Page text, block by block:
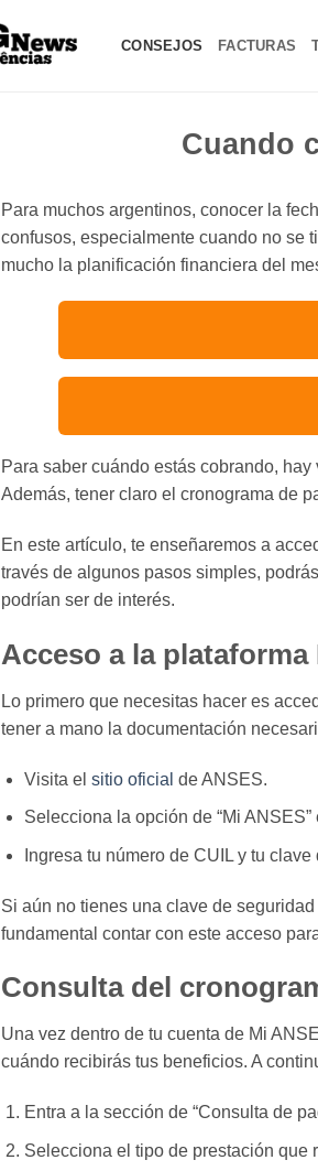
CONSEJOS FACTURAS
Cuando
Para muchos argentinos, conocer la
confusos, especialmente cuando no se
mucho la planificación financiera del
Para saber cuándo estás cobrando,
Además, tener claro el cronograma de
En este artículo, te enseñaremos a
través de algunos pasos simples,
podrían ser de interés.
Acceso a la plataforma
Lo primero que necesitas hacer es
tener a mano la documentación
Visita el sitio oficial de ANSES.
Selecciona la opción de “Mi
Ingresa tu número de CUIL y tu
Si aún no tienes una clave de
fundamental contar con este acceso
Consulta del
Una vez dentro de tu cuenta de Mi
cuándo recibirás tus beneficios. A
Entra a la sección de “Consulta de
Selecciona el tipo de prestación que